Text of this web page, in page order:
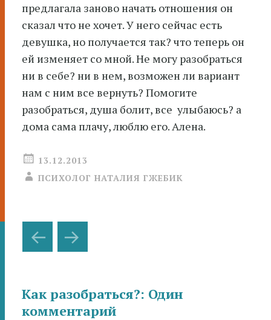
предлагала заново начать отношения он
сказал что не хочет. У него сейчас есть
девушка, но получается так? что теперь он
ей изменяет со мной. Не могу разобраться
ни в себе? ни в нем, возможен ли вариант
нам с ним все вернуть? Помогите
разобраться, душа болит, все улыбаюсь? а
дома сама плачу, люблю его. Алена.
13.12.2013
ПСИХОЛОГ НАТАЛИЯ ГЖЕБИК
Навигация
по
записям
Как разобраться?: Один
комментарий